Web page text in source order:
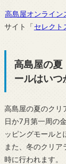
高島屋オンライン
サイト「セレクト
高島屋の夏
ールはいつ
高島屋の夏のクリ
日か7月第一周の
ッピングモールと
また、冬のクリ
時に行われます。